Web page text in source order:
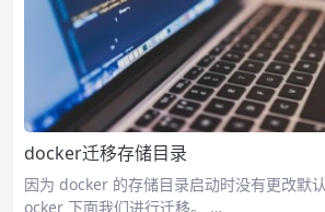
docker迁移存储目录
因为 docker 的存储目录启动时没有更改默
ocker 下面我们进行迁移。 …